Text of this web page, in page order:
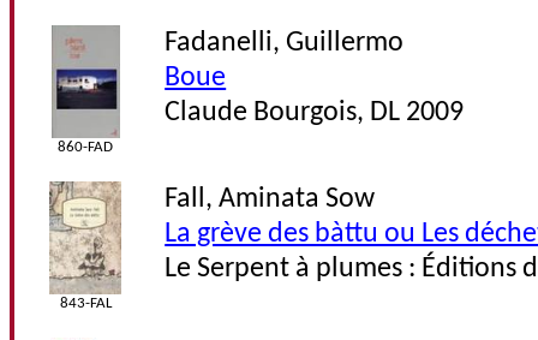
860-FAD
Fadanelli, Guillermo
Boue
Claude Bourgois, DL 2009
843-FAL
Fall, Aminata Sow
La grève des bàttu ou Les
Le Serpent à plumes : Éditions